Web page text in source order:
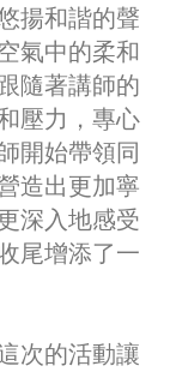
揚和諧的聲
氣中的柔和
隨著講師的
壓力，專心
開始帶領同
造出更加寧
深入地感受
尾增添了一
次的活動讓